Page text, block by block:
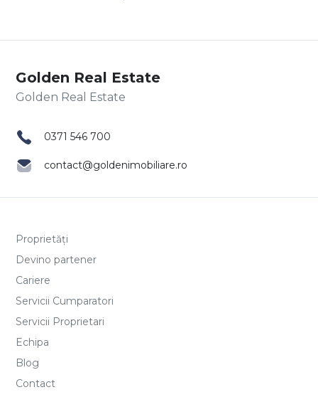
Golden Real Estate
0371 546 700
contact@goldenimobiliare.ro
Proprietăți
Devino partener
Cariere
Servicii Cumparatori
Servicii Proprietari
Echipa
Blog
Contact